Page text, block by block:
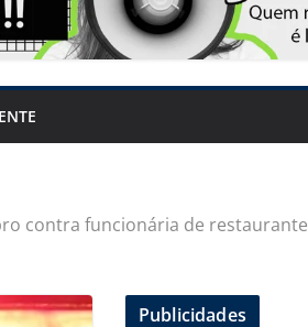
contra funcionária de restaurante
Publicidades